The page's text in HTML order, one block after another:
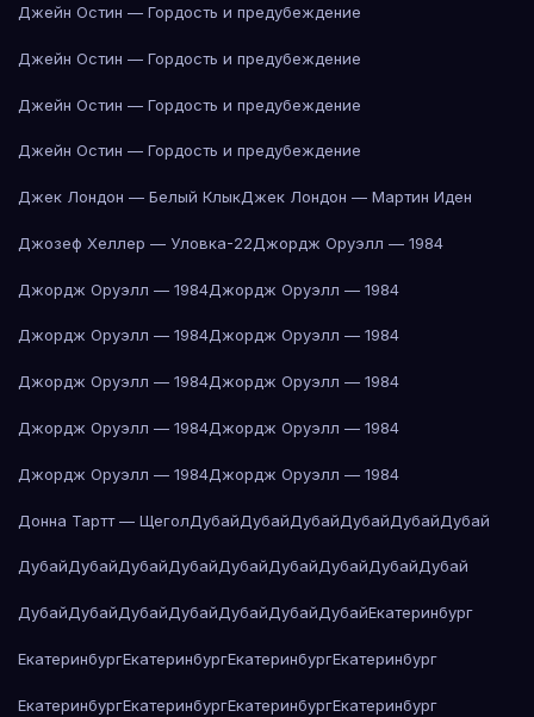
Джейн Остин — Гордость и предубеждение
Джейн Остин — Гордость и предубеждение
Джейн Остин — Гордость и предубеждение
Джейн Остин — Гордость и предубеждение
Джек Лондон — Белый КлыкДжек Лондон — Мартин Иден
Джозеф Хеллер — Уловка-22Джордж Оруэлл — 1984
Джордж Оруэлл — 1984Джордж Оруэлл — 1984
Джордж Оруэлл — 1984Джордж Оруэлл — 1984
Джордж Оруэлл — 1984Джордж Оруэлл — 1984
Джордж Оруэлл — 1984Джордж Оруэлл — 1984
Джордж Оруэлл — 1984Джордж Оруэлл — 1984
Донна Тартт — ЩеголДубайДубайДубайДубайДубайДубай
ДубайДубайДубайДубайДубайДубайДубайДубайДубай
ДубайДубайДубайДубайДубайДубайДубайЕкатеринбург
ЕкатеринбургЕкатеринбургЕкатеринбургЕкатеринбург
ЕкатеринбургЕкатеринбургЕкатеринбургЕкатеринбург